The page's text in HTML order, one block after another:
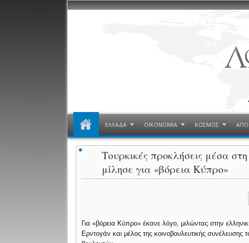
ΕΛΛΑΔΑ ΟΙΚΟΝΟΜΙΑ ΚΟΣΜΟΣ
Τουρκικές προκλήσεις μέσα
μίλησε για «βόρεια Κύπρο»
Για «βόρεια Κύπρο» έκανε λόγο, μιλώντας στην
Ερντογάν και μέλος της κοινοβουλευτικής